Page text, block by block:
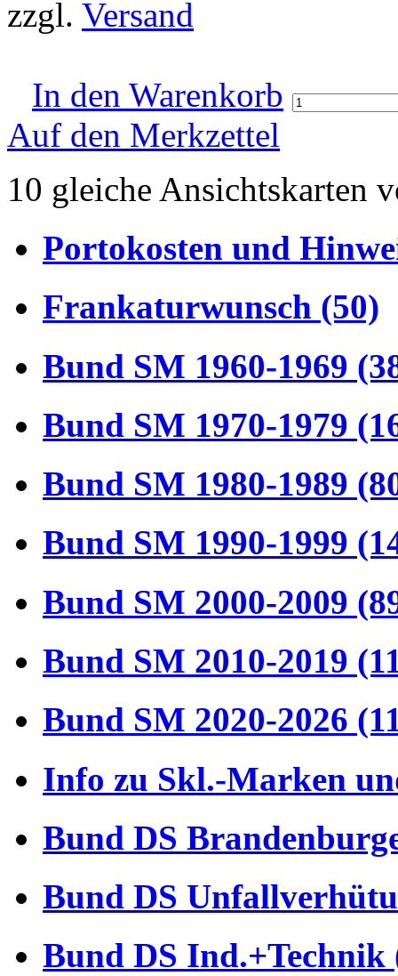
zzgl. Versand
In den Warenkorb
Auf den Merkzettel
10 gleiche Ansichtskarten
Portokosten und
Frankaturwunsch (50)
Bund SM 1960-1969
Bund SM 1970-1979
Bund SM 1980-1989
Bund SM 1990-1999
Bund SM 2000-2009
Bund SM 2010-2019
Bund SM 2020-2026
Info zu Skl.-Marken
Bund DS
Bund DS
Bund DS Ind.+Technik